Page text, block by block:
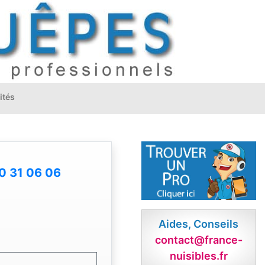
31 06 06
Aides, Conseils
contact@france-
nuisibles.fr